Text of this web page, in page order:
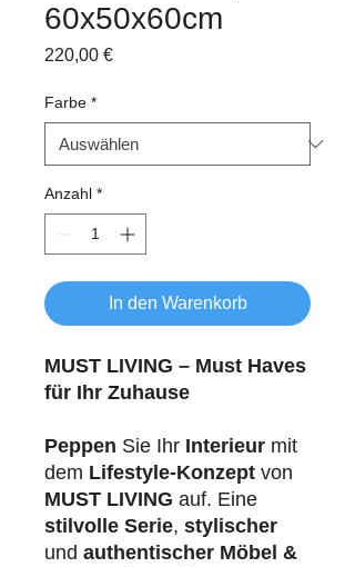
60x50x60cm
220,00 €Preis
Farbe *
Anzahl *
In den Warenkorb
MUST LIVING – Must Haves
für Ihr Zuhause
Peppen Sie Ihr Interieur mit
dem Lifestyle-Konzept von
MUST LIVING auf. Eine
stilvolle Serie, stylischer
und authentischer Möbel &